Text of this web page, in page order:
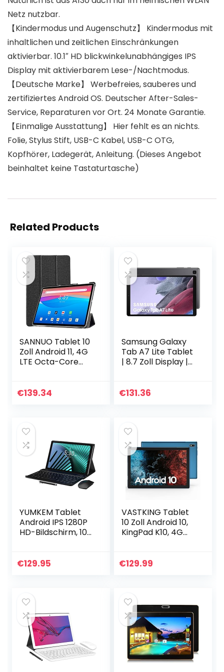
Netz nutzbar.
【Kindermodus und Augenschutz】 Kindermodus mit
inhaltlichen und zeitlichen Einschränkungen
aktivierbar. 10.1″ HD blickwinkelunabhängiges IPS
Display mit aktivierbarem Lese-/Nachtmodus.
【Deutsche Marke】 Werbefreies, sauberes und
zertifiziertes Android OS. Deutscher After-Sales-
Service, Reparaturen vor Ort. 24 Monate Garantie.
【Einmalige Ausstattung】 Hier fehlt es an nichts.
Folie, Stylus Stift, USB-C Kabel, USB-C OTG,
Kopfhörer, Ladegerät, Anleitung. (Dieses Angebot
beinhaltet keine Tastaturtasche)
Related Products
SANNUO Tablet 10
Zoll Android 11, 4G
LTE Octa-Core
2MP Cameras,2.5D
€139.34
Samsung Galaxy
Tab A7 Lite Tablet
| 8.7 Zoll Display |
Grau
€131.36
YUMKEM Tablet
Android IPS 1280P
HD-Bildschirm, 10-
6000mAh Batterie,
€129.95
VASTKING Tablet
10 Zoll Android 10,
KingPad K10, 4G
RAM, 32 GB ROM, 13
€129.99